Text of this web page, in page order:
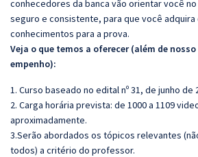
conhecedores da banca vão orientar você
seguro e consistente, para que você
conhecimentos para a prova.
Veja o que temos a oferecer (além de
empenho):
1. Curso baseado no edital nº 31, de junho de
2. Carga horária prevista: de 1000 a 1109
aproximadamente.
3.Serão abordados os tópicos relevantes
todos) a critério do professor.